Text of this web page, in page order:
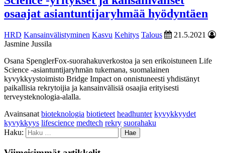
osaajat asiantuntijaryhmää hyödyntäen
HRD Kansainvälistyminen Kasvu Kehitys Talous
21.5.2021
Jasmine Jussila
Osana SpenglerFox-suorahakuverkostoa ja sen erikoistuneen Life
Science -asiantuntijaryhmän tukemana, suomalainen
kyvykkyystoimisto Bridge Impact on onnistuneesti yhdistänyt
paikallisia rekrytoijia ja kansainvälisiä osaajia erityisesti
terveysteknologia-alalla.
Avainsanat bioteknologia biotieteet headhunter kyvykkyydet
kyvykkyys lifescience medtech rekry suorahaku
Haku: